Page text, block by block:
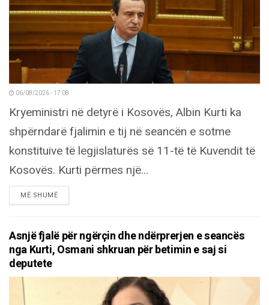
06/08/2026 - 17:08
Kryeministri në detyrë i Kosovës, Albin Kurti ka
shpërndarë fjalimin e tij në seancën e sotme
konstituive të legjislaturës së 11-të të Kuvendit të
Kosovës. Kurti përmes një...
MË SHUMËDETAILS
Asnjë fjalë për ngërçin dhe ndërprerjen e seancës
nga Kurti, Osmani shkruan për betimin e saj si
deputete